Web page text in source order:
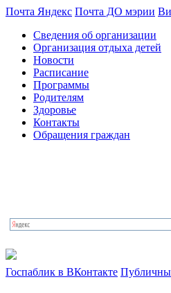
Почта Яндекс Почта ДО мэрии
Сведения об организации
Организация отдыха детей
Новости
Расписание
Программы
Родителям
Здоровье
Контакты
Обращения граждан
Госпаблик в ВКонтакте